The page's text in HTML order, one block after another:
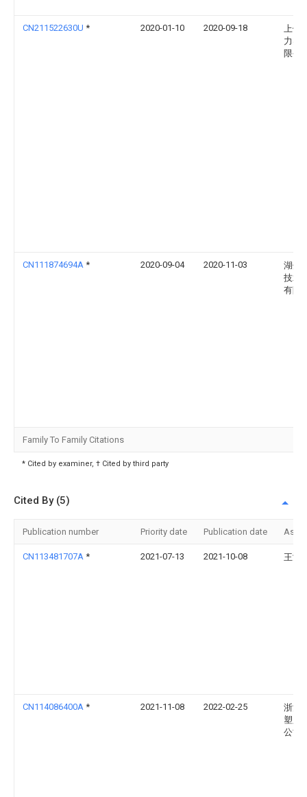
CN211522630U * 2020-01-10 2020-09-18
上饶
力实
限公
CN111874694A * 2020-09-04 2020-11-03
湖州
技术
有限
Family To Family Citations
* Cited by examiner, † Cited by third party
Cited By (5)
Publication number Priority date Publication date
CN113481707A * 2021-07-13 2021-10-08 王鸿
CN114086400A * 2021-11-08 2022-02-25
浙江
塑胶
公司